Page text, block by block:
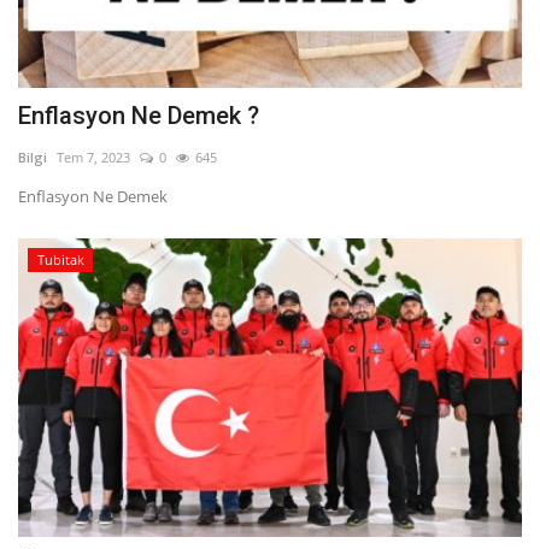
Enflasyon Ne Demek ?
Bilgi Tem 7, 2023 0 645
Enflasyon Ne Demek
Tubitak